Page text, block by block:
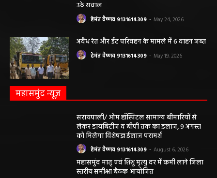
उठे सवाल
हेमंत वैष्णव 9131614309 - May 24, 2026
अवैध रेत और ईंट परिवहन के मामले में 6 वाहन जब्त
हेमंत वैष्णव 9131614309 - May 19, 2026
महासमुंद न्यूज़
सरायपाली/ ओम हॉस्पिटल सामान्य बीमारियों से
लेकर डायबिटीज व बीपी तक का इलाज, 9 अगस्त
को मिलेगा विशेषज्ञ ईलाज परामर्श
हेमंत वैष्णव 9131614309 - August 6, 2026
महासमुंद मातृ एवं शिशु मृत्यु दर में कमी लाने जिला
स्तरीय समीक्षा बैठक आयोजित